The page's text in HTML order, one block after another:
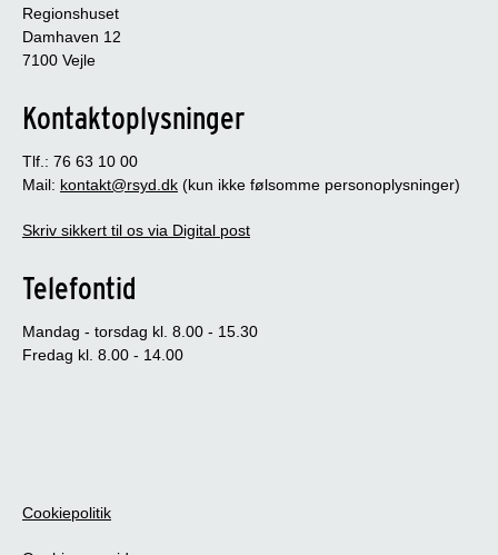
Regionshuset
Damhaven 12
7100 Vejle
Kontaktoplysninger
Tlf.: 76 63 10 00
Mail: kontakt@rsyd.dk (kun ikke følsomme personoplysninger)
Skriv sikkert til os via Digital post
Telefontid
Mandag - torsdag kl. 8.00 - 15.30
Fredag kl. 8.00 - 14.00
Cookiepolitik